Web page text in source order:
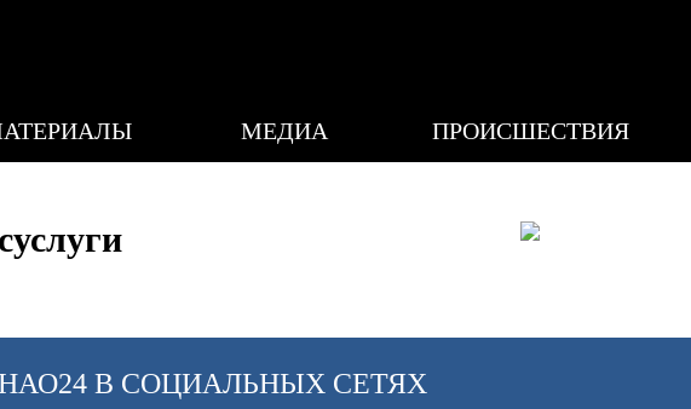
МЕДИА ПРОИСШЕСТВИЯ
В СОЦИАЛЬНЫХ СЕТЯХ